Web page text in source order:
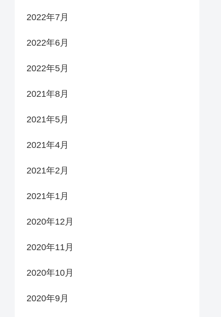
2022年7月
2022年6月
2022年5月
2021年8月
2021年5月
2021年4月
2021年2月
2021年1月
2020年12月
2020年11月
2020年10月
2020年9月